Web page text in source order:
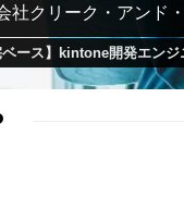
社クリーク・アンド
ベース】kintone開発エン